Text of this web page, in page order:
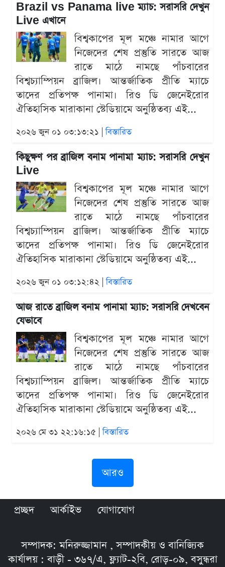
Brazil vs Panama live ম্যাচ: সরাসরি দেখুন
Live এখানে
বিশ্বকাপের মূল মঞ্চে নামার আগে
নিজেদের শেষ প্রস্তুতি সারতে আজ
রাতে মাঠে নামছে পাঁচবারের
বিশ্বচ্যাম্পিয়ন ব্রাজিল। আন্তর্জাতিক প্রীতি ম্যাচে
তাদের প্রতিপক্ষ পানামা। রিও ডি জেনেইরোর
ঐতিহাসিক মারাকানা স্টেডিয়ামে অনুষ্ঠিতব্য এই...
২০২৬ জুন ০১ ০৩:১৩:২১ |বিস্তারিত
কিছুক্ষণ পর ব্রাজিল বনাম পানামা ম্যাচ: সরাসরি দেখুন
Live
বিশ্বকাপের মূল মঞ্চে নামার আগে
নিজেদের শেষ প্রস্তুতি সারতে আজ
রাতে মাঠে নামছে পাঁচবারের
বিশ্বচ্যাম্পিয়ন ব্রাজিল। আন্তর্জাতিক প্রীতি ম্যাচে
তাদের প্রতিপক্ষ পানামা। রিও ডি জেনেইরোর
ঐতিহাসিক মারাকানা স্টেডিয়ামে অনুষ্ঠিতব্য এই...
২০২৬ জুন ০১ ০৩:১২:৪২ |বিস্তারিত
আজ রাতে ব্রাজিল বনাম পানামা ম্যাচ: সরাসরি দেখবেন
যেভাবে
বিশ্বকাপের মূল মঞ্চে নামার আগে
নিজেদের শেষ প্রস্তুতি সারতে আজ
রাতে মাঠে নামছে পাঁচবারের
বিশ্বচ্যাম্পিয়ন ব্রাজিল। আন্তর্জাতিক প্রীতি ম্যাচে
তাদের প্রতিপক্ষ পানামা। রিও ডি জেনেইরোর
ঐতিহাসিক মারাকানা স্টেডিয়ামে অনুষ্ঠিতব্য এই...
২০২৬ মে ৩১ ২২:১৬:১৫ |বিস্তারিত
আরও
প্রচ্ছদ আর্কাইভ যোগাযোগ
সম্পাদক: মনিরুজ্জামান , সম্পাদকীয় ও বানিজ্যিক
কার্যালয় : বাড়ী - ৩৬৭/এ, ফ্ল্যাট-২বি, রোড়-০৯, বসুন্ধরা